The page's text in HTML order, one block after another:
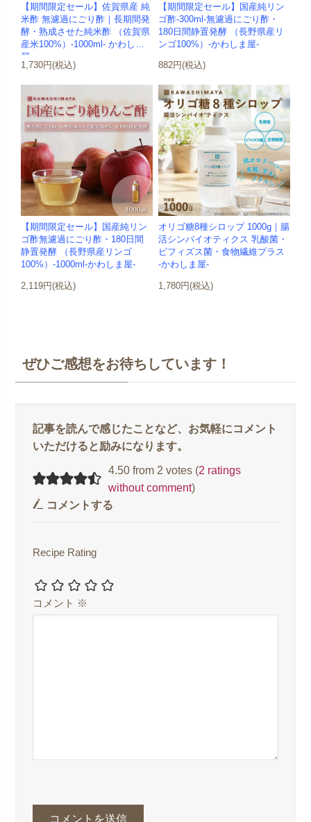
【期間限定セール】佐賀県産 純
米酢 無濾過にごり酢｜長期間発
酵・熟成させた純米酢 （佐賀県
産米100%）-1000ml- かわしま
屋
1,730円(税込)
【期間限定セール】国産純リン
ゴ酢-300ml-無濾過にごり酢・
180日間静置発酵 （長野県産リ
ンゴ100%）-かわしま屋-
882円(税込)
【期間限定セール】国産純リン
ゴ酢無濾過にごり酢・180日間
静置発酵 （長野県産リンゴ
100%）-1000ml-かわしま屋-
2,119円(税込)
オリゴ糖8種シロップ 1000g｜腸
活シンバイオティクス 乳酸菌・
ビフィズス菌・食物繊維プラス
-かわしま屋-
1,780円(税込)
ぜひご感想をお待ちしています！
4.50 from 2 votes (2 ratings
without comment)
コメントする
Recipe Rating
コメント ※